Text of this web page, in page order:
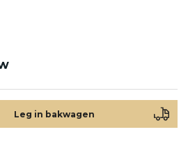
Leg in bakwagen